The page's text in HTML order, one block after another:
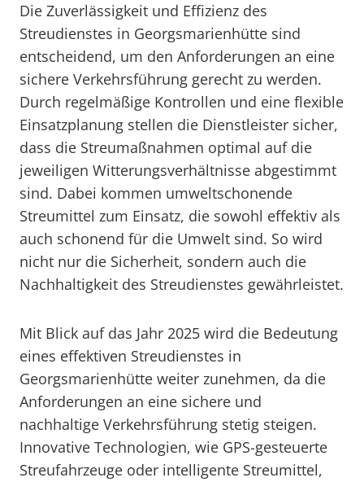
Die Zuverlässigkeit und Effizienz des
Streudienstes in Georgsmarienhütte sind
entscheidend, um den Anforderungen an eine
sichere Verkehrsführung gerecht zu werden.
Durch regelmäßige Kontrollen und eine flexible
Einsatzplanung stellen die Dienstleister sicher,
dass die Streumaßnahmen optimal auf die
jeweiligen Witterungsverhältnisse abgestimmt
sind. Dabei kommen umweltschonende
Streumittel zum Einsatz, die sowohl effektiv als
auch schonend für die Umwelt sind. So wird
nicht nur die Sicherheit, sondern auch die
Nachhaltigkeit des Streudienstes gewährleistet.
Mit Blick auf das Jahr 2025 wird die Bedeutung
eines effektiven Streudienstes in
Georgsmarienhütte weiter zunehmen, da die
Anforderungen an eine sichere und
nachhaltige Verkehrsführung stetig steigen.
Innovative Technologien, wie GPS-gesteuerte
Streufahrzeuge oder intelligente Streumittel,